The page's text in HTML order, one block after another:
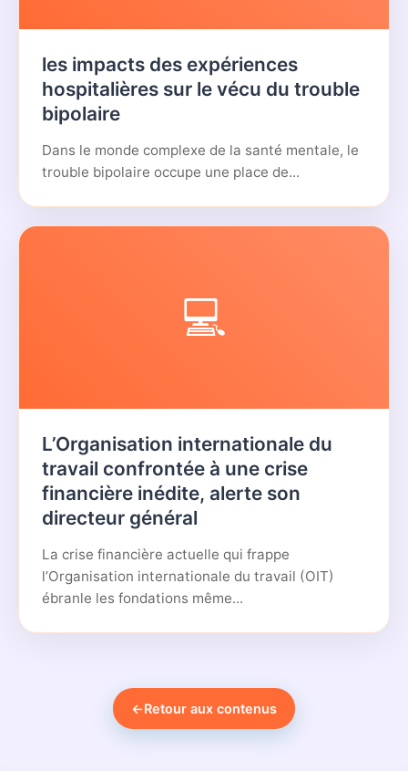
les impacts des expériences
hospitalières sur le vécu du trouble
bipolaire
Dans le monde complexe de la santé mentale, le
trouble bipolaire occupe une place de...
💻
L’Organisation internationale du
travail confrontée à une crise
financière inédite, alerte son
directeur général
La crise financière actuelle qui frappe
l’Organisation internationale du travail (OIT)
ébranle les fondations même...
←Retour aux contenus